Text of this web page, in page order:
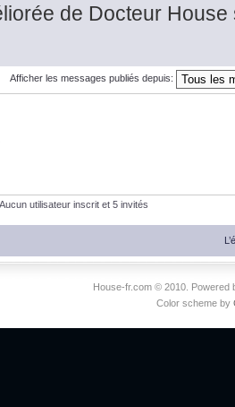
de Docteur
Afficher les messages publiés depuis:
utilisateur inscrit et 5 invités
House-fr.com © 2010. Powered
Color scheme by